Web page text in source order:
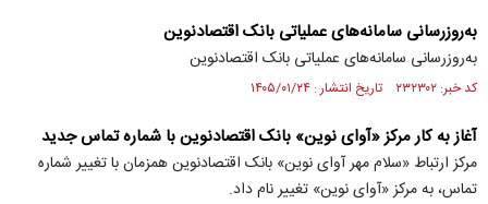
به‌روزرسانی سامانه‌های عملیاتی بانک اقتصادنوین
به‌روزرسانی سامانه‌های عملیاتی بانک اقتصادنوین
کد خبر: ۲۳۲۳۰۲ تاریخ انتشار : ۱۴۰۵/۰۱/۲۴
آغاز به کار مرکز «آوای نوین» بانک اقتصادنوین با شماره تماس جدید
مرکز ارتباط «سلام مهر آوای نوین» بانک اقتصادنوین همزمان با تغییر شماره
تماس، به مرکز «آوای نوین» تغییر نام داد.